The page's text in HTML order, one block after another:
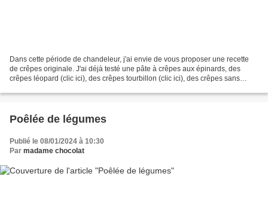
Dans cette période de chandeleur, j'ai envie de vous proposer une recette
de crêpes originale. J'ai déjà testé une pâte à crêpes aux épinards, des
crêpes léopard (clic ici), des crêpes tourbillon (clic ici), des crêpes sans
Poêlée de légumes
Publié le 08/01/2024 à 10:30
Par madame chocolat